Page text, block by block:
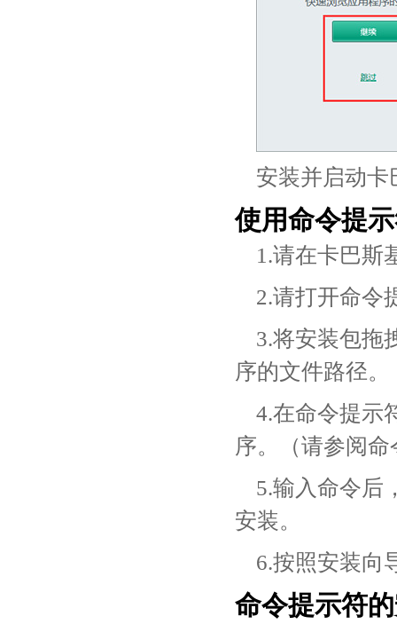
安装并启动卡
使用命令提
1.请在卡巴斯
2.请打开命令
3.将安装包拖
序的文件路径。
4.在命令提示
序。（请参阅
5.输入命令后
安装。
6.按照安装向
命令提示符